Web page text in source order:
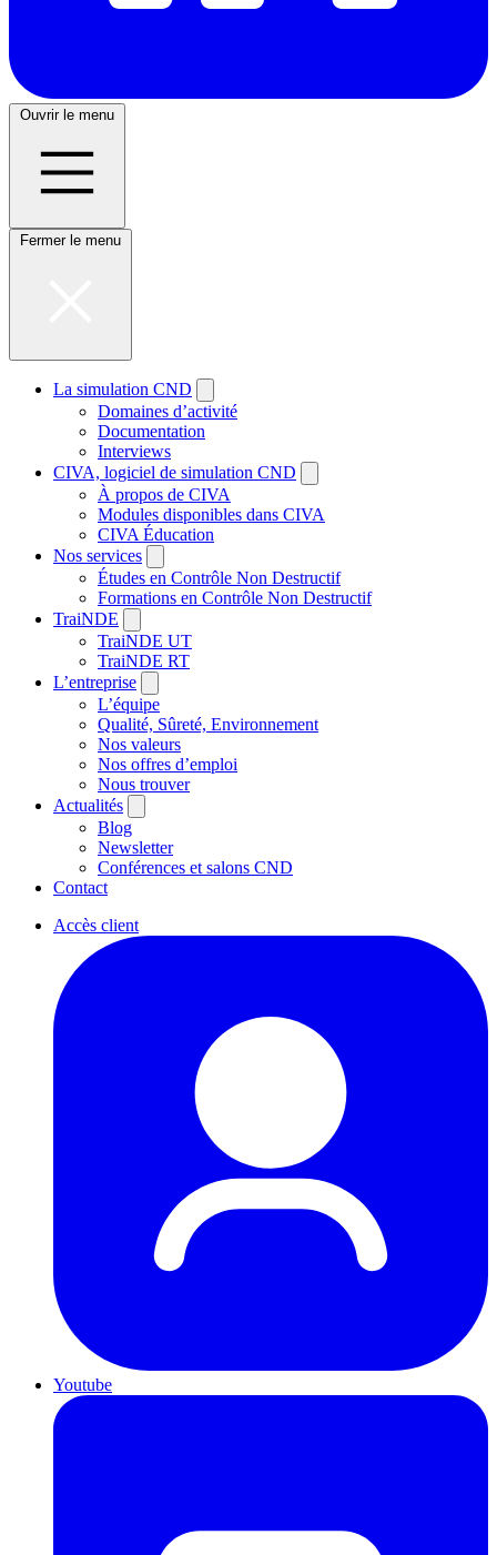
Ouvrir le menu
Fermer le menu
La simulation CND
Domaines d’activité
Documentation
Interviews
CIVA, logiciel de simulation CND
À propos de CIVA
Modules disponibles dans CIVA
CIVA Éducation
Nos services
Études en Contrôle Non Destructif
Formations en Contrôle Non Destructif
TraiNDE
TraiNDE UT
TraiNDE RT
L’entreprise
L’équipe
Qualité, Sûreté, Environnement
Nos valeurs
Nos offres d’emploi
Nous trouver
Actualités
Blog
Newsletter
Conférences et salons CND
Contact
Accès client
Youtube